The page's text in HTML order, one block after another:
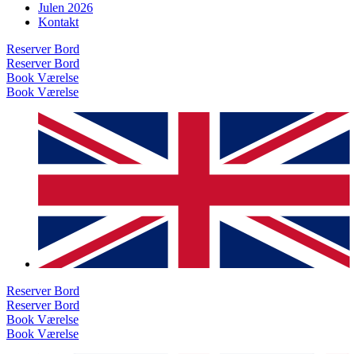
Julen 2026
Kontakt
Reserver Bord
Reserver Bord
Book Værelse
Book Værelse
Reserver Bord
Reserver Bord
Book Værelse
Book Værelse